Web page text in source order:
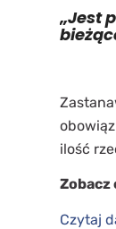
„Jest
ilość
Zobacz
Czytaj